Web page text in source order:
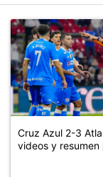
Un artículo de
Cruz Azul 2-3
videos y resumen